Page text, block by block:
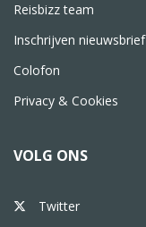
Reisbizz team
Inschrijven nieuwsbrief
Colofon
Privacy & Cookies
VOLG ONS
Twitter